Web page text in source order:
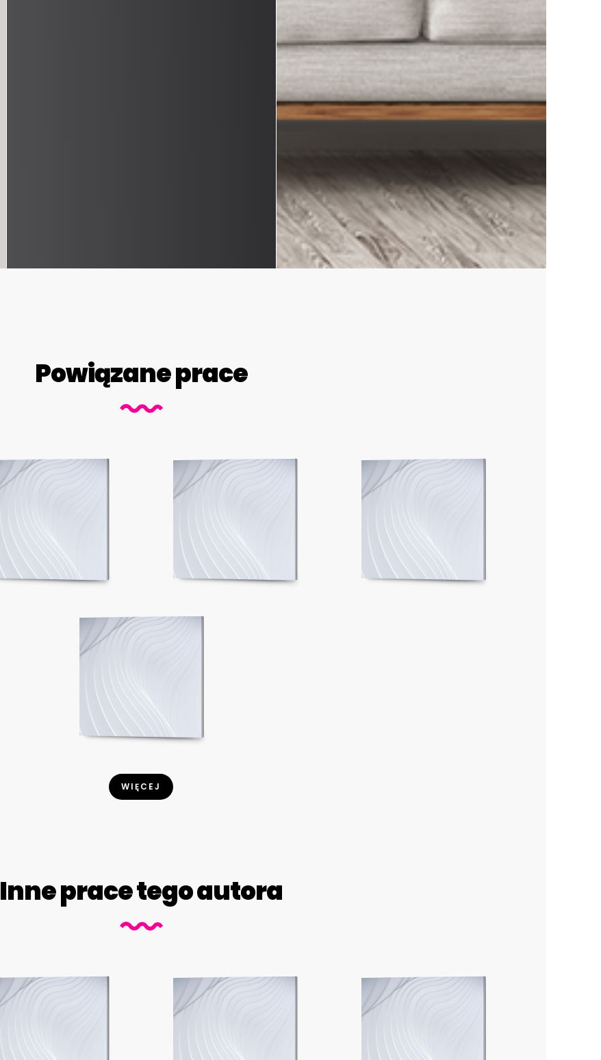
Powiązane prace
WIĘCEJ
Inne prace tego autora